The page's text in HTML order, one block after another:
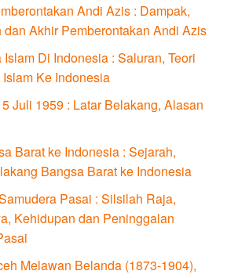
Andi Azis : Dampak,
Akhir Pemberontakan Andi Azis
Di Indonesia : Saluran, Teori
Ke Indonesia
Juli 1959 : Latar Belakang, Alasan
Barat ke Indonesia : Sejarah,
Bangsa Barat ke Indonesia
Pasai : Silsilah Raja,
Kehidupan dan Peninggalan
Melawan Belanda (1873-1904),